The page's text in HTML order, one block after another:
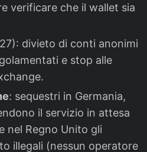
verificare che il wallet sia
divieto di conti anonimi
e stop alle
: sequestri in Germania,
il servizio in attesa
nel Regno Unito gli
illegali (nessun operatore